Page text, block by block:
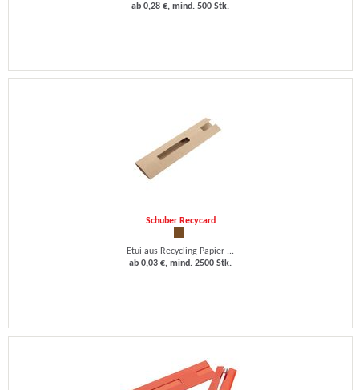
ab 0,28 €, mind. 500 Stk.
Schuber Recycard
Etui aus Recycling Papier ...
ab 0,03 €, mind. 2500 Stk.